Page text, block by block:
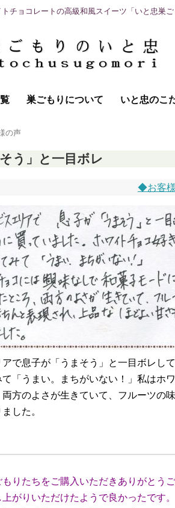
チョコレートの高級和風スイーツ「いと忠巣
巣ごもりについて いと忠のこ
の声
う」と一目ボレ
◆お客
で息子が「うまそう」と一目ボレし
「うまい。まちがいない！」私はホ
方のよさが生きていて、フルーツの
した。
賀県KK
りたちをご購入いただきありがとうご
りいただけたようで良かったです。